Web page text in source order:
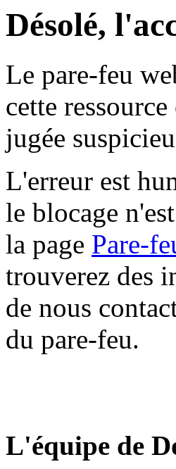
Désolé,
Le pare-feu
cette
jugée
L'erreur est
le blocage
la page Pare-
trouverez des
de nous
du pare-feu.
L'équipe de